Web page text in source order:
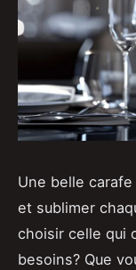
Une belle
et sublimer
choisir celle qui
besoins? Que